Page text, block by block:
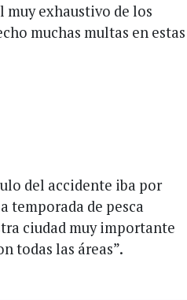
exhaustivo de los
muchas multas en estas
del accidente iba por
temporada de pesca
ciudad muy importante
todas las áreas”.